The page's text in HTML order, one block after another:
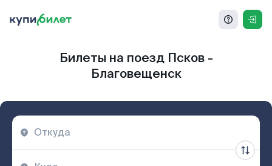
Билеты на поезд Псков -
Благовещенск